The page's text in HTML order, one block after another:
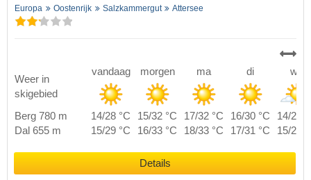
Europa Oostenrijk Salzkammergut Attersee
Weer in
skigebied
vandaag morgen ma di wo
Berg 780 m 14/28 °C 15/32 °C 17/32 °C 16/30 °C
14/26
Dal 655 m
15/29 °C 16/33 °C 18/33 °C 17/31 °C 15/27
Details